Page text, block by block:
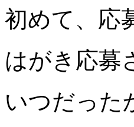
初めて、応
はがき応募
いつだった